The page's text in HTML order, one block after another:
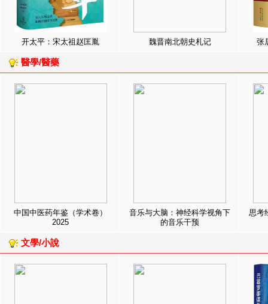
开太平：宋太祖赵匡胤 魏晋南北朝史札记 张
醫學/醫藥
中国中医药年鉴（学术卷）
2025
音乐与大脑：神经科学视角下
的音乐干预
思考
文學/小說